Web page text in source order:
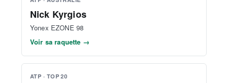
Nick Kyrgios
Yonex EZONE 98
Voir sa raquette →
ATP · TOP 20